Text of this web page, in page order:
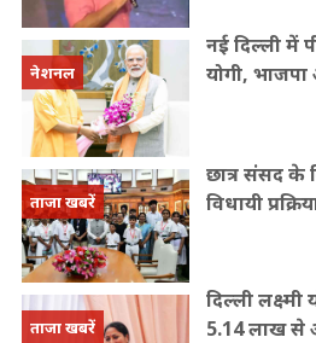
नेशनल
नई दिल्ली में
योगी, भाजपा
ताजा खबरें
छात्र संसद के
विधायी
ताजा खबरें
दिल्ली
5.14 लाख से